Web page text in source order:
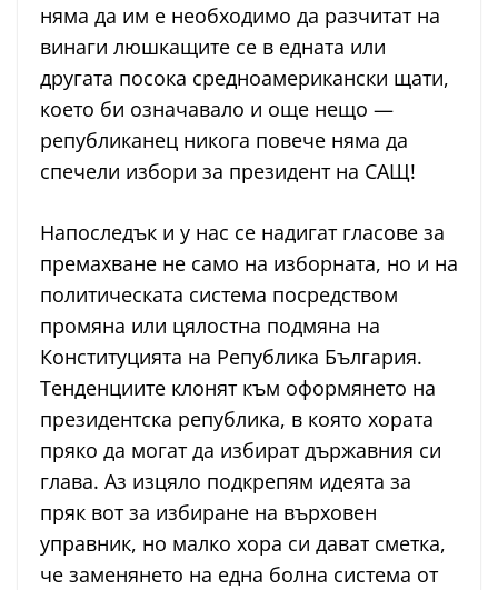
няма да им е необходимо да разчитат на
винаги люшкащите се в едната или
другата посока средноамерикански щати,
което би означавало и още нещо —
републиканец никога повече няма да
спечели избори за президент на САЩ!
Напоследък и у нас се надигат гласове за
премахване не само на изборната, но и на
политическата система посредством
промяна или цялостна подмяна на
Конституцията на Република България.
Тенденциите клонят към оформянето на
президентска република, в която хората
пряко да могат да избират държавния си
глава. Аз изцяло подкрепям идеята за
пряк вот за избиране на върховен
управник, но малко хора си дават сметка,
че заменянето на една болна система от